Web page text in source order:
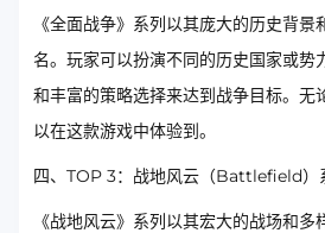
《全面战争》系列以其庞大的历史背景
名。玩家可以扮演不同的历史国家或势
和丰富的策略选择来达到战争目标。无
以在这款游戏中体验到。
四、TOP 3：战地风云（Battlefield）
《战地风云》系列以其宏大的战场和